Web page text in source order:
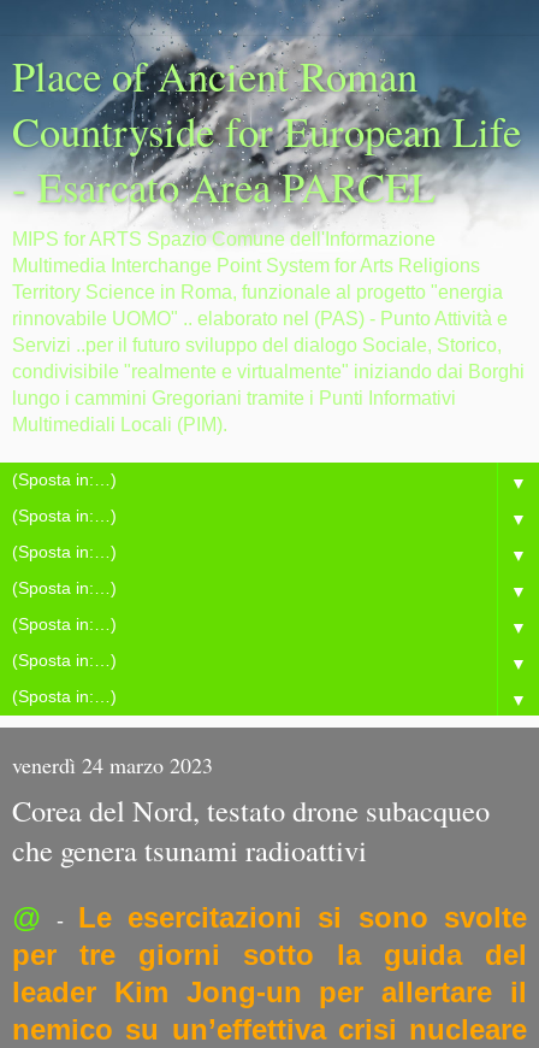
Place of Ancient Roman
Countryside for European Life
- Esarcato Area PARCEL
MIPS for ARTS Spazio Comune dell'Informazione
Multimedia Interchange Point System for Arts Religions
Territory Science in Roma, funzionale al progetto "energia
rinnovabile UOMO" .. elaborato nel (PAS) - Punto Attività e
Servizi ..per il futuro sviluppo del dialogo Sociale, Storico,
condivisibile "realmente e virtualmente" iniziando dai Borghi
lungo i cammini Gregoriani tramite i Punti Informativi
Multimediali Locali (PIM).
▼
▼
▼
▼
▼
▼
▼
venerdì 24 marzo 2023
Corea del Nord, testato drone subacqueo
che genera tsunami radioattivi
@- Le esercitazioni si sono svolte
per tre giorni sotto la guida del
leader Kim Jong-un per allertare il
nemico su un’effettiva crisi nucleare